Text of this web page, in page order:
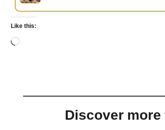
Like this:
Loading…
Discover more